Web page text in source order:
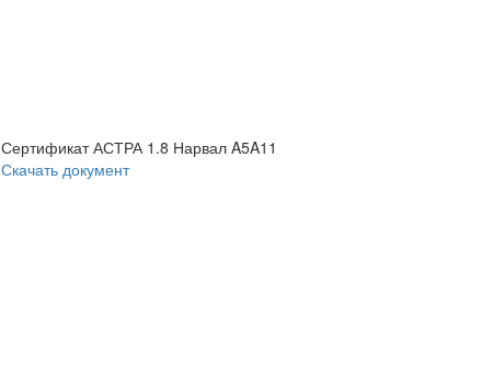
Сертификат АСТРА 1.8 Нарвал A5A11
Скачать документ